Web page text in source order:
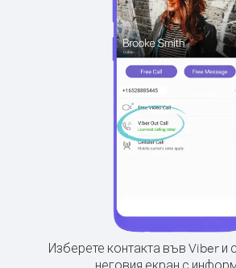
Изберете контакта във Viber и
неговия екран с